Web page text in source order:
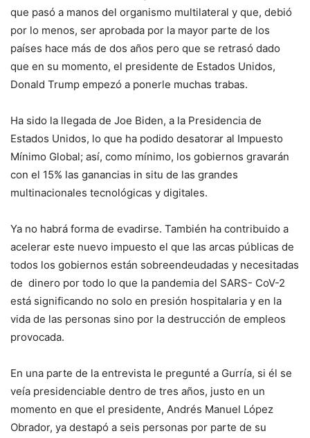
que pasó a manos del organismo multilateral y que, debió
por lo menos, ser aprobada por la mayor parte de los
países hace más de dos años pero que se retrasó dado
que en su momento, el presidente de Estados Unidos,
Donald Trump empezó a ponerle muchas trabas.
Ha sido la llegada de Joe Biden, a la Presidencia de
Estados Unidos, lo que ha podido desatorar al Impuesto
Mínimo Global; así, como mínimo, los gobiernos gravarán
con el 15% las ganancias in situ de las grandes
multinacionales tecnológicas y digitales.
Ya no habrá forma de evadirse. También ha contribuido a
acelerar este nuevo impuesto el que las arcas públicas de
todos los gobiernos están sobreendeudadas y necesitadas
de dinero por todo lo que la pandemia del SARS- CoV-2
está significando no solo en presión hospitalaria y en la
vida de las personas sino por la destrucción de empleos
provocada.
En una parte de la entrevista le pregunté a Gurría, si él se
veía presidenciable dentro de tres años, justo en un
momento en que el presidente, Andrés Manuel López
Obrador, ya destapó a seis personas por parte de su